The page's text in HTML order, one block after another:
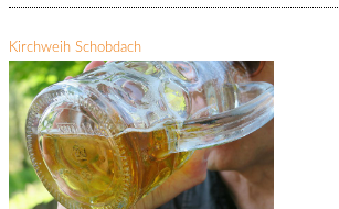
Kirchweih Schobdach